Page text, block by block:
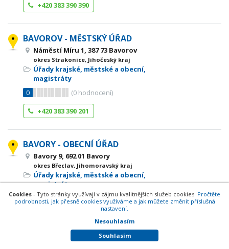
+420 383 390 390
BAVOROV - MĚSTSKÝ ÚŘAD
Náměstí Míru 1, 387 73 Bavorov
okres Strakonice, Jihočeský kraj
Úřady krajské, městské a obecní,
magistráty
0
(0 hodnocení)
+420 383 390 201
BAVORY - OBECNÍ ÚŘAD
Bavory 9, 692 01 Bavory
okres Břeclav, Jihomoravský kraj
Úřady krajské, městské a obecní,
magistráty
0
(0hodnocení)
Cookies - Tyto stránky využívají v zájmu kvalitnějších služeb cookies. Pročtěte
podrobnosti, jak přesně cookies využíváme a jak můžete změnit příslušná
nastavení.
Nesouhlasím
Souhlasím